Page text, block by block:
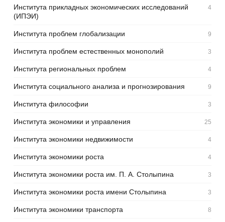
Института прикладных экономических исследований
(ИПЭИ)
4
Института проблем глобализации 9
Института проблем естественных монополий 3
Института региональных проблем 4
Института социального анализа и прогнозирования 9
Института философии 3
Института экономики и управления 25
Института экономики недвижимости 4
Института экономики роста 4
Института экономики роста им. П. А. Столыпина 3
Института экономики роста имени Столыпина 3
Института экономики транспорта 8